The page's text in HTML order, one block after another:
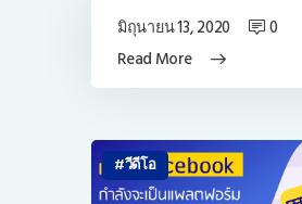
Read More
มิถุนายน 13, 2020 0
วีดีโอ